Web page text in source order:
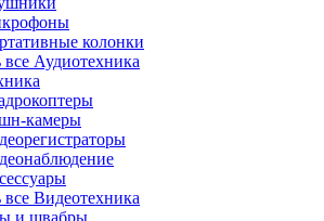
колонки
все Аудиотехника
камеры
все Видеотехника
и швабры